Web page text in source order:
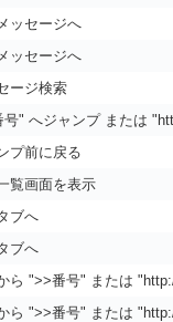
ッセージへ
ッセージへ
ージ検索
号" へジャンプ または
プ前に戻る
覧画面を表示
ブへ
ブへ
ら ">>番号" または
ら ">>番号" または